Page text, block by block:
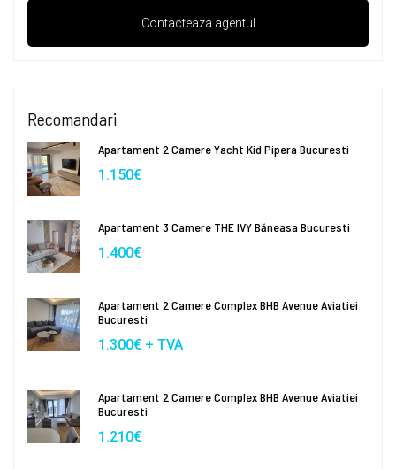
Recomandari
Apartament 2 Camere Yacht Kid Pipera Bucuresti
1.150€
Apartament 3 Camere THE IVY Băneasa Bucuresti
1.400€
Apartament 2 Camere Complex BHB Avenue Aviatiei
Bucuresti
1.300€ + TVA
Apartament 2 Camere Complex BHB Avenue Aviatiei
Bucuresti
1.210€